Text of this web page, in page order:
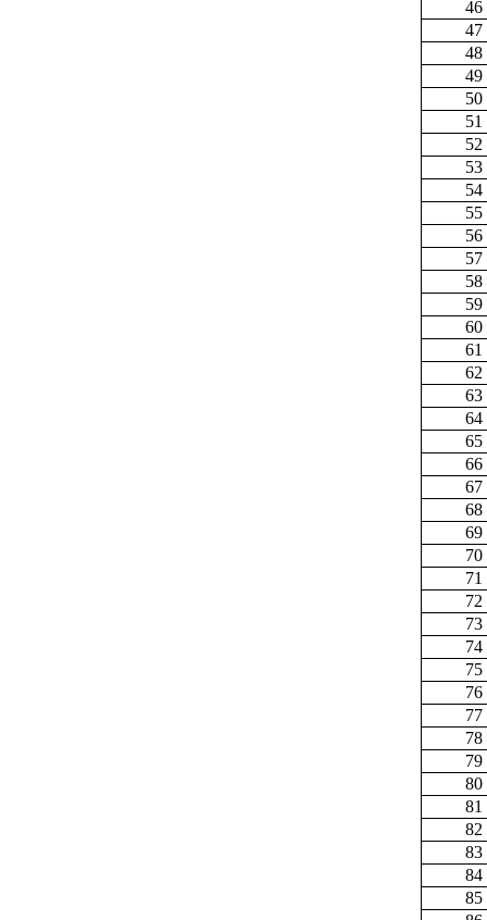
46
47
48
49
50
51
52
53
54
55
56
57
58
59
60
61
62
63
64
65
66
67
68
69
70
71
72
73
74
75
76
77
78
79
80
81
82
83
84
85